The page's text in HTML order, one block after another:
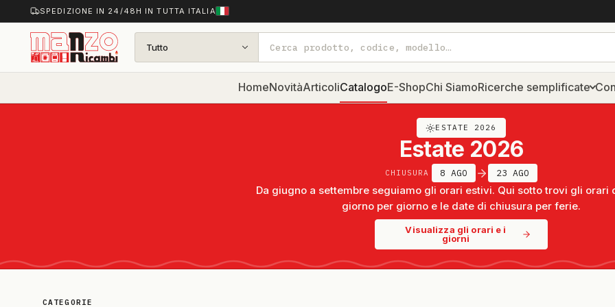
SPEDIZIONE IN 24/48H IN TUTTA ITALIA
Tutto
HomeNovitàArticoliCatalogoE-ShopChi SiamoRicerche semplificate
ESTATE 2026
Estate 2026
CHIUSURA 8 AGO 23 AGO
Da giugno a settembre seguiamo gli orari estivi. Qui sotto trovi gli orari
giorno per giorno e le date di chiusura per ferie.
Visualizza gli orari e i
giorni
CATEGORIE